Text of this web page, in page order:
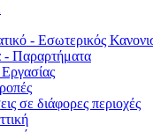
- Εσωτερικός
- Παραρτήματα
σε διάφορες περιοχές